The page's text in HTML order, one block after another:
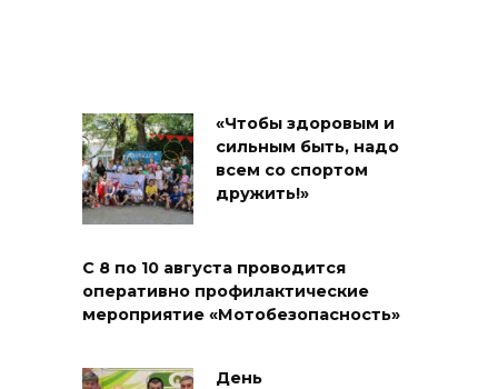
«Чтобы здоровым и
сильным быть, надо
всем со спортом
дружить!»
С 8 по 10 августа проводится
оперативно профилактические
мероприятие «Мотобезопасность»
День